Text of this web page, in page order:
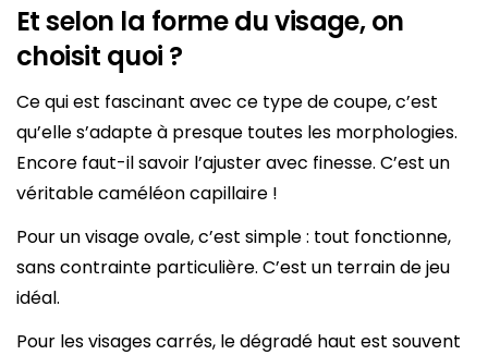
Et selon la forme du visage, on
choisit quoi ?
Ce qui est fascinant avec ce type de coupe, c’est
qu’elle s’adapte à presque toutes les morphologies.
Encore faut-il savoir l’ajuster avec finesse. C’est un
véritable caméléon capillaire !
Pour un visage ovale, c’est simple : tout fonctionne,
sans contrainte particulière. C’est un terrain de jeu
idéal.
Pour les visages carrés, le dégradé haut est souvent